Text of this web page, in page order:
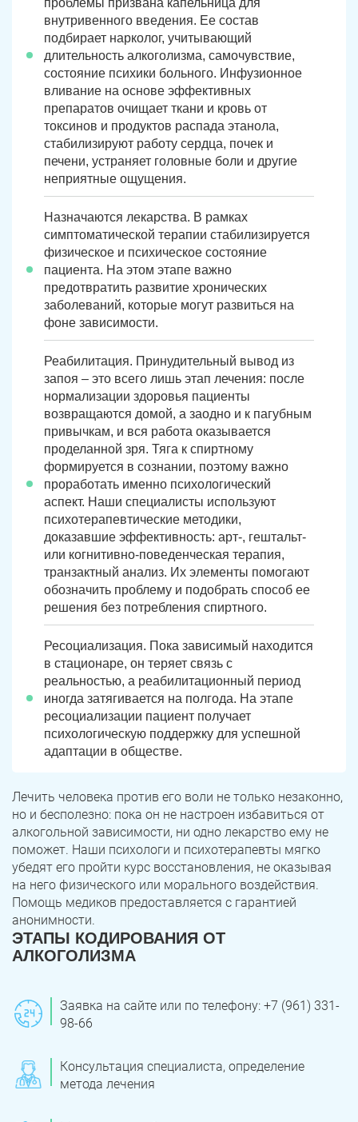
проблемы призвана капельница для
внутривенного введения. Ее состав
подбирает нарколог, учитывающий
длительность алкоголизма, самочувствие,
состояние психики больного. Инфузионное
вливание на основе эффективных
препаратов очищает ткани и кровь от
токсинов и продуктов распада этанола,
стабилизируют работу сердца, почек и
печени, устраняет головные боли и другие
неприятные ощущения.
Назначаются лекарства. В рамках
симптоматической терапии стабилизируется
физическое и психическое состояние
пациента. На этом этапе важно
предотвратить развитие хронических
заболеваний, которые могут развиться на
фоне зависимости.
Реабилитация. Принудительный вывод из
запоя – это всего лишь этап лечения: после
нормализации здоровья пациенты
возвращаются домой, а заодно и к пагубным
привычкам, и вся работа оказывается
проделанной зря. Тяга к спиртному
формируется в сознании, поэтому важно
проработать именно психологический
аспект. Наши специалисты используют
психотерапевтические методики,
доказавшие эффективность: арт-, гештальт-
или когнитивно-поведенческая терапия,
транзактный анализ. Их элементы помогают
обозначить проблему и подобрать способ ее
решения без потребления спиртного.
Ресоциализация. Пока зависимый находится
в стационаре, он теряет связь с
реальностью, а реабилитационный период
иногда затягивается на полгода. На этапе
ресоциализации пациент получает
психологическую поддержку для успешной
адаптации в обществе.
Лечить человека против его воли не только незаконно,
но и бесполезно: пока он не настроен избавиться от
алкогольной зависимости, ни одно лекарство ему не
поможет. Наши психологи и психотерапевты мягко
убедят его пройти курс восстановления, не оказывая
на него физического или морального воздействия.
Помощь медиков предоставляется с гарантией
анонимности.
ЭТАПЫ КОДИРОВАНИЯ ОТ
АЛКОГОЛИЗМА
Заявка на сайте или по телефону: +7 (961) 331-
98-66
Консультация специалиста, определение
метода лечения
Записаться
Я ознакомлен и принимаюусловия работы сайта
Задать вопрос
Я ознакомлен и принимаю условия работы сайта
Записаться
Я ознакомлен и принимаюусловия работы сайта
Юрюзань Верхнеуральск
Локомотивный Миньяр
Зауральский Межозерный
Катав-Ивановск Куса
Пласт Бакал
Усть-Катав
Еманжелинск Карталы
Аша Трехгорный
Коркино Кыштым
Южноуральск
Чебаркуль Снежинск
Троицк Озерск
Копейск Миасс
Златоуст Магнитогорск
Записаться
Я ознакомлен и принимаюусловия работы сайта